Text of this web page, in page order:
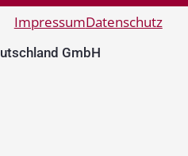
ImpressumDatenschutz
GmbH